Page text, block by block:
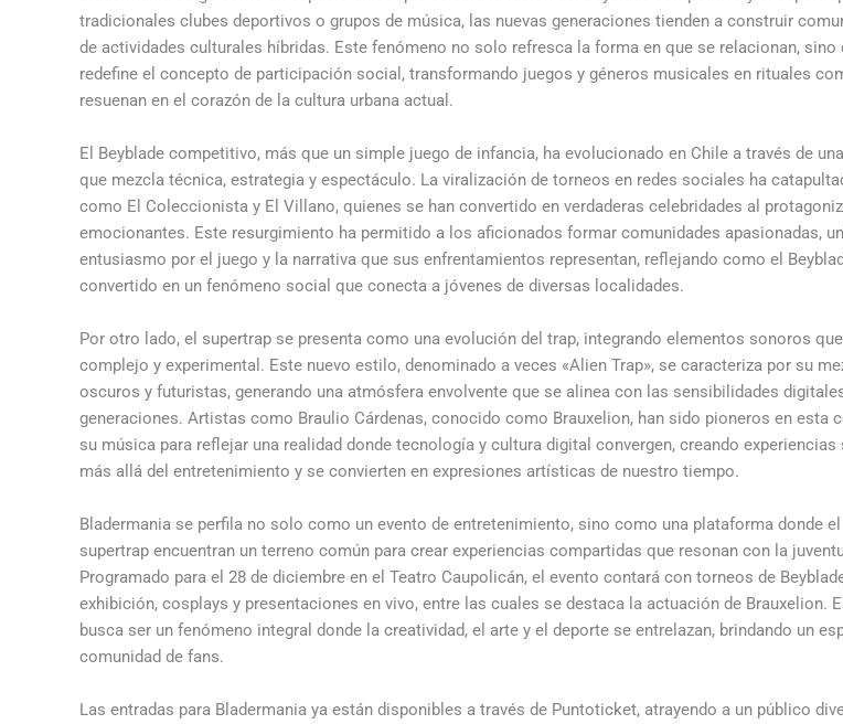
tradicionales clubes deportivos o grupos de música, las nuevas generaciones tienden a construir
de actividades culturales híbridas. Este fenómeno no solo refresca la forma en que se relacionan, sino
redefine el concepto de participación social, transformando juegos y géneros musicales en rituales
resuenan en el corazón de la cultura urbana actual.
El Beyblade competitivo, más que un simple juego de infancia, ha evolucionado en Chile a través de
que mezcla técnica, estrategia y espectáculo. La viralización de torneos en redes sociales ha
como El Coleccionista y El Villano, quienes se han convertido en verdaderas celebridades al
emocionantes. Este resurgimiento ha permitido a los aficionados formar comunidades apasionadas,
entusiasmo por el juego y la narrativa que sus enfrentamientos representan, reflejando como el
convertido en un fenómeno social que conecta a jóvenes de diversas localidades.
Por otro lado, el supertrap se presenta como una evolución del trap, integrando elementos sonoros
complejo y experimental. Este nuevo estilo, denominado a veces «Alien Trap», se caracteriza por su
oscuros y futuristas, generando una atmósfera envolvente que se alinea con las sensibilidades
generaciones. Artistas como Braulio Cárdenas, conocido como Brauxelion, han sido pioneros en esta
su música para reflejar una realidad donde tecnología y cultura digital convergen, creando experiencias
más allá del entretenimiento y se convierten en expresiones artísticas de nuestro tiempo.
Bladermania se perfila no solo como un evento de entretenimiento, sino como una plataforma donde el
supertrap encuentran un terreno común para crear experiencias compartidas que resonan con la
Programado para el 28 de diciembre en el Teatro Caupolicán, el evento contará con torneos de
exhibición, cosplays y presentaciones en vivo, entre las cuales se destaca la actuación de Brauxelion.
busca ser un fenómeno integral donde la creatividad, el arte y el deporte se entrelazan, brindando un
comunidad de fans.
Las entradas para Bladermania ya están disponibles a través de Puntoticket, atrayendo a un público